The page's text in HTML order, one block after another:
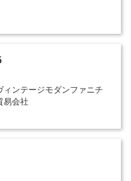
ィンテージモダンファニチ
易会社